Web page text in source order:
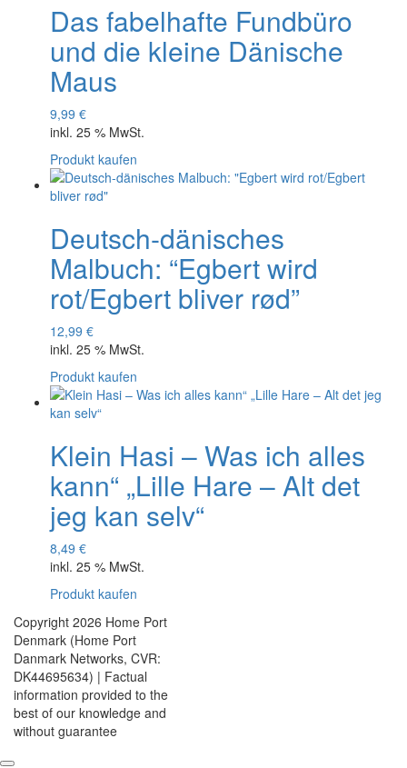
Das fabelhafte Fundbüro
und die kleine Dänische
Maus
9,99 €
inkl. 25 % MwSt.
Produkt kaufen
Deutsch-dänisches
Malbuch: “Egbert wird
rot/Egbert bliver rød”
12,99 €
inkl. 25 % MwSt.
Produkt kaufen
Klein Hasi – Was ich alles
kann“ „Lille Hare – Alt det
jeg kan selv“
8,49 €
inkl. 25 % MwSt.
Produkt kaufen
Copyright 2026 Home Port
Denmark (Home Port
Danmark Networks, CVR:
DK44695634) | Factual
information provided to the
best of our knowledge and
without guarantee